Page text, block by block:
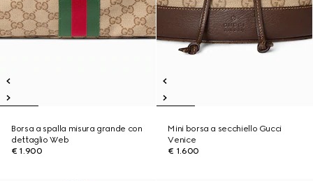
Borsa a spalla misura grande con
dettaglio Web
€ 1.900
Mini borsa a secchiello Gucci
Venice
€ 1.600